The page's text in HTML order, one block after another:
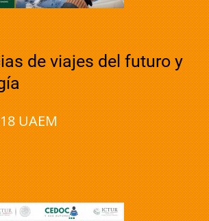
de viajes del futuro y
UAEM